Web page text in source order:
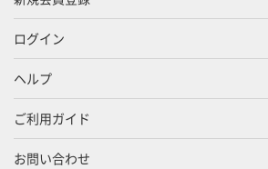
ログイン
ヘルプ
ご利用ガイド
お問い合わせ